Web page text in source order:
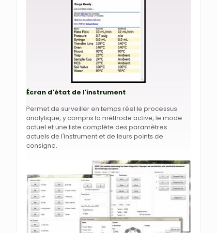
Écran d'état de l'instrument
Permet de surveiller en temps réel le processus
analytique, y compris la méthode active, le mode
actuel et une liste complète des paramètres
actuels de l'instrument et de leurs points de
consigne.